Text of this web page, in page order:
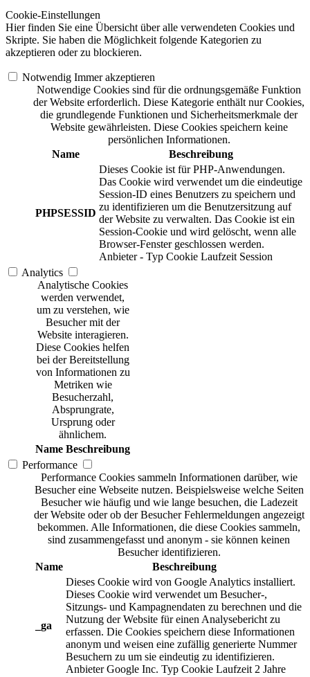
Cookie-Einstellungen
Hier finden Sie eine Übersicht über alle verwendeten Cookies und
Skripte. Sie haben die Möglichkeit folgende Kategorien zu
akzeptieren oder zu blockieren.
Notwendig Immer akzeptieren
Notwendige Cookies sind für die ordnungsgemäße Funktion
der Website erforderlich. Diese Kategorie enthält nur Cookies,
die grundlegende Funktionen und Sicherheitsmerkmale der
Website gewährleisten. Diese Cookies speichern keine
persönlichen Informationen.
Name
Beschreibung
PHPSESSID
Dieses Cookie ist für PHP-Anwendungen.
Das Cookie wird verwendet um die eindeutige
Session-ID eines Benutzers zu speichern und
zu identifizieren um die Benutzersitzung auf
der Website zu verwalten. Das Cookie ist ein
Session-Cookie und wird gelöscht, wenn alle
Browser-Fenster geschlossen werden.
Anbieter - Typ Cookie Laufzeit Session
Analytics
Analytische Cookies
werden verwendet,
um zu verstehen, wie
Besucher mit der
Website interagieren.
Diese Cookies helfen
bei der Bereitstellung
von Informationen zu
Metriken wie
Besucherzahl,
Absprungrate,
Ursprung oder
ähnlichem.
Name Beschreibung
Performance
Performance Cookies sammeln Informationen darüber, wie
Besucher eine Webseite nutzen. Beispielsweise welche Seiten
Besucher wie häufig und wie lange besuchen, die Ladezeit
der Website oder ob der Besucher Fehlermeldungen angezeigt
bekommen. Alle Informationen, die diese Cookies sammeln,
sind zusammengefasst und anonym - sie können keinen
Besucher identifizieren.
Name
Beschreibung
_ga
Dieses Cookie wird von Google Analytics installiert.
Dieses Cookie wird verwendet um Besucher-,
Sitzungs- und Kampagnendaten zu berechnen und die
Nutzung der Website für einen Analysebericht zu
erfassen. Die Cookies speichern diese Informationen
anonym und weisen eine zufällig generierte Nummer
Besuchern zu um sie eindeutig zu identifizieren.
Anbieter Google Inc. Typ Cookie Laufzeit 2 Jahre